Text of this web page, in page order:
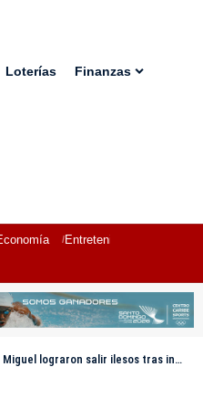
Loterías Finanzas
Entretenimiento
lograron salir ilesos tras incendio